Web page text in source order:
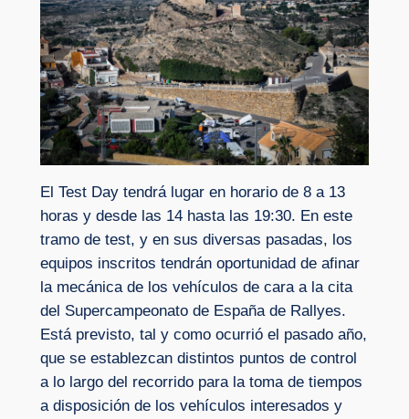
El Test Day tendrá lugar en horario de 8 a 13
horas y desde las 14 hasta las 19:30. En este
tramo de test, y en sus diversas pasadas, los
equipos inscritos tendrán oportunidad de afinar
la mecánica de los vehículos de cara a la cita
del Supercampeonato de España de Rallyes.
Está previsto, tal y como ocurrió el pasado año,
que se establezcan distintos puntos de control
a lo largo del recorrido para la toma de tiempos
a disposición de los vehículos interesados y